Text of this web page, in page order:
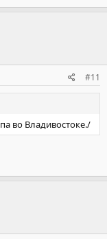
#11
во Владивостоке./